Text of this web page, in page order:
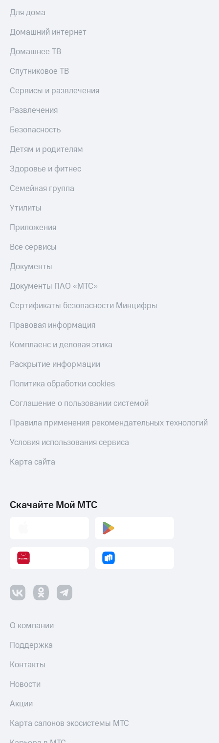
Для дома
Домашний интернет
Домашнее ТВ
Спутниковое ТВ
Сервисы и развлечения
Развлечения
Безопасность
Детям и родителям
Здоровье и фитнес
Семейная группа
Утилиты
Приложения
Все сервисы
Документы
Документы ПАО «МТС»
Сертификаты безопасности Минцифры
Правовая информация
Комплаенс и деловая этика
Раскрытие информации
Политика обработки cookies
Соглашение о пользовании системой
Правила применения рекомендательных технологий
Условия использования сервиса
Карта сайта
Скачайте Мой МТС
О компании
Поддержка
Контакты
Новости
Акции
Карта салонов экосистемы МТС